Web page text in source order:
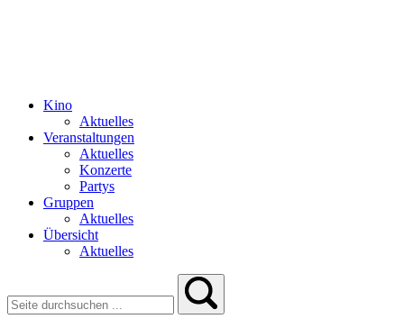
Kino
Aktuelles
Veranstaltungen
Aktuelles
Konzerte
Partys
Gruppen
Aktuelles
Übersicht
Aktuelles